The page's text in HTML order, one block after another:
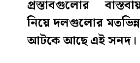
প্রস্তাবগুলোর
নিয়ে দলগুলোর
আটকে আছে এই সনদ।